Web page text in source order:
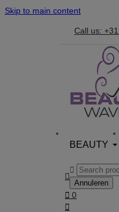
Skip to main content
Call us:
BEAUTY


Annuleren
 0
